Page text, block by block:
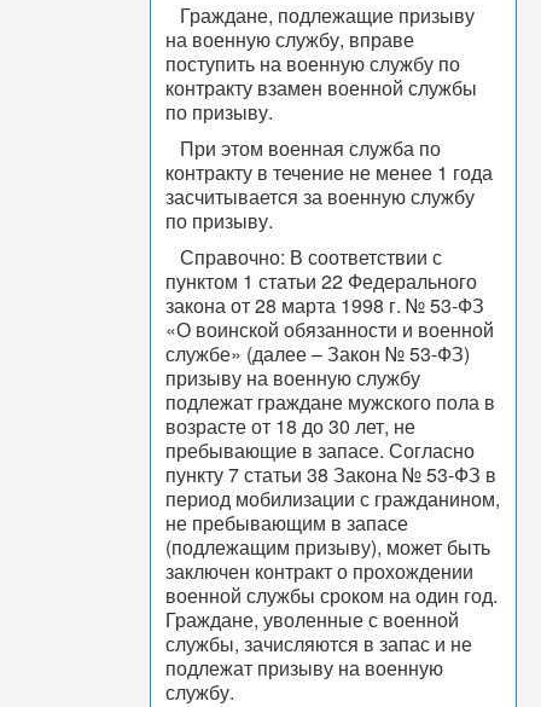
Граждане, подлежащие призыву
на военную службу, вправе
поступить на военную службу по
контракту взамен военной службы
по призыву.
При этом военная служба по
контракту в течение не менее 1 года
засчитывается за военную службу
по призыву.
Справочно: В соответствии с
пунктом 1 статьи 22 Федерального
закона от 28 марта 1998 г. № 53-ФЗ
«О воинской обязанности и военной
службе» (далее – Закон № 53-ФЗ)
призыву на военную службу
подлежат граждане мужского пола в
возрасте от 18 до 30 лет, не
пребывающие в запасе. Согласно
пункту 7 статьи 38 Закона № 53-ФЗ в
период мобилизации с гражданином,
не пребывающим в запасе
(подлежащим призыву), может быть
заключен контракт о прохождении
военной службы сроком на один год.
Граждане, уволенные с военной
службы, зачисляются в запас и не
подлежат призыву на военную
службу.